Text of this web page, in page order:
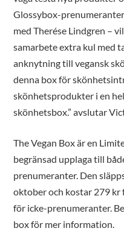
Glossybox-
med Therése Lindgren –
samarbete extra kul med
anknytning till vegansk
denna box för
skönhetsprodukter i en
skönhetsbox.” avslutar
The Vegan Box är en
begränsad upplaga till
prenumeranter. Den
oktober och kostar 279
för icke-prenumeranter.
box för mer information.